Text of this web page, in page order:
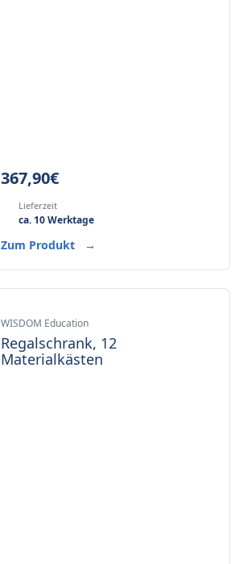
367,90€
Lieferzeit
ca. 10 Werktage
Zum Produkt →
WISDOM Education
Regalschrank, 12
Materialkästen